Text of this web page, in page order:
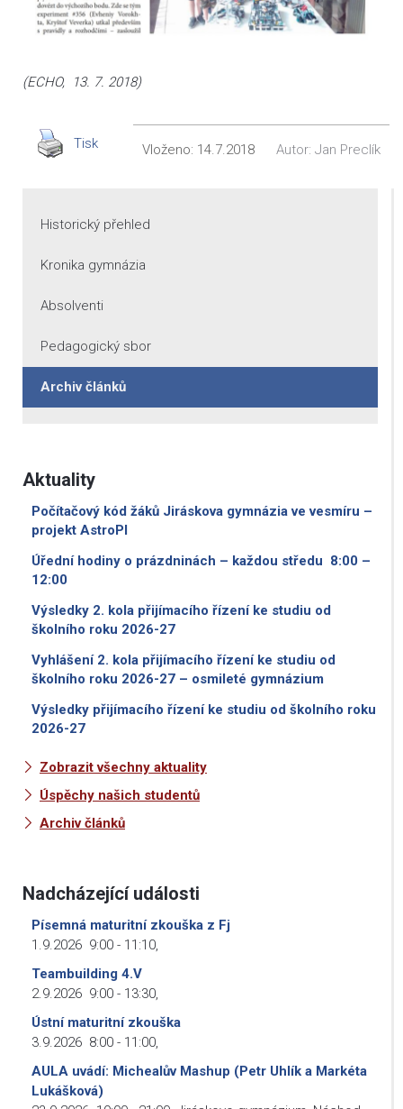
(ECHO, 13. 7. 2018)
Tisk Vloženo: 14.7.2018 Autor: Jan Preclík
Historický přehled
Kronika gymnázia
Absolventi
Pedagogický sbor
Archiv článků
Aktuality
Počítačový kód žáků Jiráskova gymnázia ve vesmíru –
projekt AstroPI
Úřední hodiny o prázdninách – každou středu 8:00 –
12:00
Výsledky 2. kola přijímacího řízení ke studiu od
školního roku 2026-27
Vyhlášení 2. kola přijímacího řízení ke studiu od
školního roku 2026-27 – osmileté gymnázium
Výsledky přijímacího řízení ke studiu od školního roku
2026-27
Zobrazit všechny aktuality
Úspěchy našich studentů
Archiv článků
Nadcházející události
Písemná maturitní zkouška z Fj
1.9.2026 9:00 - 11:10,
Teambuilding 4.V
2.9.2026 9:00 - 13:30,
Ústní maturitní zkouška
3.9.2026 8:00 - 11:00,
AULA uvádí: Michealův Mashup (Petr Uhlík a Markéta
Lukášková)